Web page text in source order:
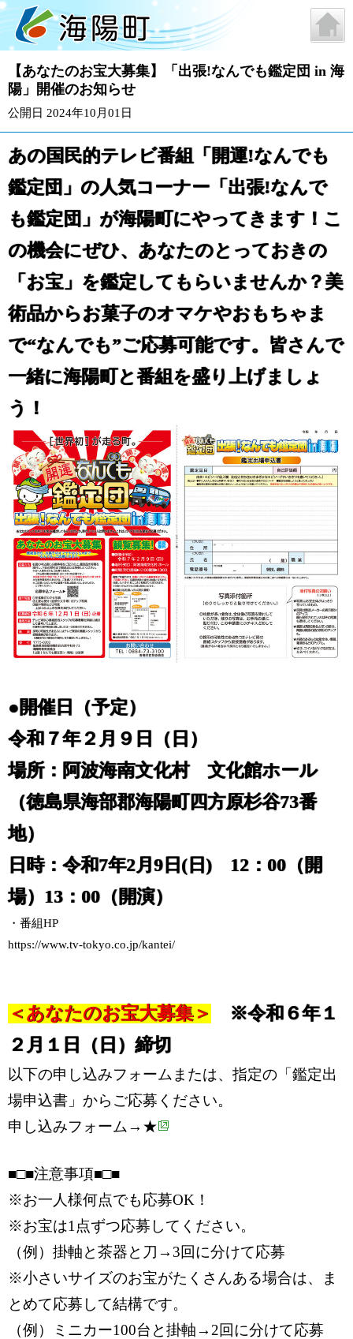
【あなたのお宝大募集】「出張!なんでも鑑定団 in 海
陽」開催のお知らせ
公開日 2024年10月01日
あの国民的テレビ番組「開運!なんでも
鑑定団」の人気コーナー「出張!なんで
も鑑定団」が海陽町にやってきます！こ
の機会にぜひ、あなたのとっておきの
「お宝」を鑑定してもらいませんか？美
術品からお菓子のオマケやおもちゃま
で“なんでも”ご応募可能です。皆さんで
一緒に海陽町と番組を盛り上げましょ
う！
●開催日（予定）
令和７年２月９日（日）
場所：阿波海南文化村 文化館ホール
（徳島県海部郡海陽町四方原杉谷73番
地）
日時：令和7年2月9日(日) 12：00（開
場）13：00（開演）
・番組HP
https://www.tv-tokyo.co.jp/kantei/
＜あなたのお宝大募集＞
※令和６年１
２月１日（日）締切
以下の申し込みフォームまたは、指定の「鑑定出
場申込書」からご応募ください。
申し込みフォーム→ ★
■□■注意事項■□■
※お一人様何点でも応募OK！
※お宝は1点ずつ応募してください。
（例）掛軸と茶器と刀→3回に分けて応募
※小さいサイズのお宝がたくさんある場合は、ま
とめて応募して結構です。
（例）ミニカー100台と掛軸→2回に分けて応募